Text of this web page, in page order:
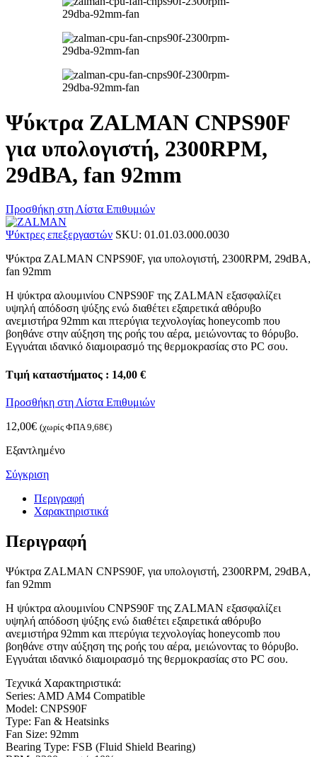
Ψύκτρα ZALMAN CNPS90F
για υπολογιστή, 2300RPM,
29dBA, fan 92mm
Προσθήκη στη Λίστα Επιθυμιών
Ψύκτρες επεξεργαστών SKU: 01.01.03.000.0030
Ψύκτρα ZALMAN CNPS90F, για υπολογιστή, 2300RPM, 29dBA,
fan 92mm
Η ψύκτρα αλουμινίου CNPS90F της ZALMAN εξασφαλίζει
υψηλή απόδοση ψύξης ενώ διαθέτει εξαιρετικά αθόρυβο
ανεμιστήρα 92mm και πτερύγια τεχνολογίας honeycomb που
βοηθάνε στην αύξηση της ροής του αέρα, μειώνοντας το θόρυβο.
Εγγυάται ιδανικό διαμοιρασμό της θερμοκρασίας στο PC σου.
Τιμή καταστήματος : 14,00 €
Προσθήκη στη Λίστα Επιθυμιών
12,00€ (χωρίς ΦΠΑ 9,68€)
Εξαντλημένο
Σύγκριση
Περιγραφή
Χαρακτηριστικά
Περιγραφή
Ψύκτρα ZALMAN CNPS90F, για υπολογιστή, 2300RPM, 29dBA,
fan 92mm
Η ψύκτρα αλουμινίου CNPS90F της ZALMAN εξασφαλίζει
υψηλή απόδοση ψύξης ενώ διαθέτει εξαιρετικά αθόρυβο
ανεμιστήρα 92mm και πτερύγια τεχνολογίας honeycomb που
βοηθάνε στην αύξηση της ροής του αέρα, μειώνοντας το θόρυβο.
Εγγυάται ιδανικό διαμοιρασμό της θερμοκρασίας στο PC σου.
Τεχνικά Χαρακτηριστικά:
Series: AMD AM4 Compatible
Model: CNPS90F
Type: Fan & Heatsinks
Fan Size: 92mm
Bearing Type: FSB (Fluid Shield Bearing)